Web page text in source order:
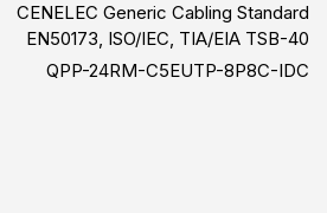
CENELEC Generic Cabling Standard
EN50173, ISO/IEC, TIA/EIA TSB-40
QPP-24RM-C5EUTP-8P8C-IDC